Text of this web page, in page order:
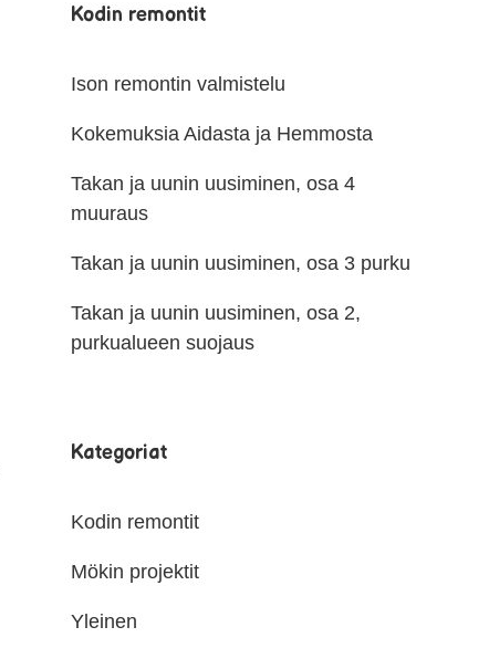
Kodin remontit
Ison remontin valmistelu
Kokemuksia Aidasta ja Hemmosta
Takan ja uunin uusiminen, osa 4
muuraus
Takan ja uunin uusiminen, osa 3 purku
Takan ja uunin uusiminen, osa 2,
purkualueen suojaus
Kategoriat
Kodin remontit
Mökin projektit
Yleinen